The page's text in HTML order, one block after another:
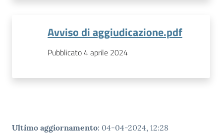
Avviso di aggiudicazione.pdf
Pubblicato 4 aprile 2024
Ultimo aggiornamento: 04-04-2024, 12:28